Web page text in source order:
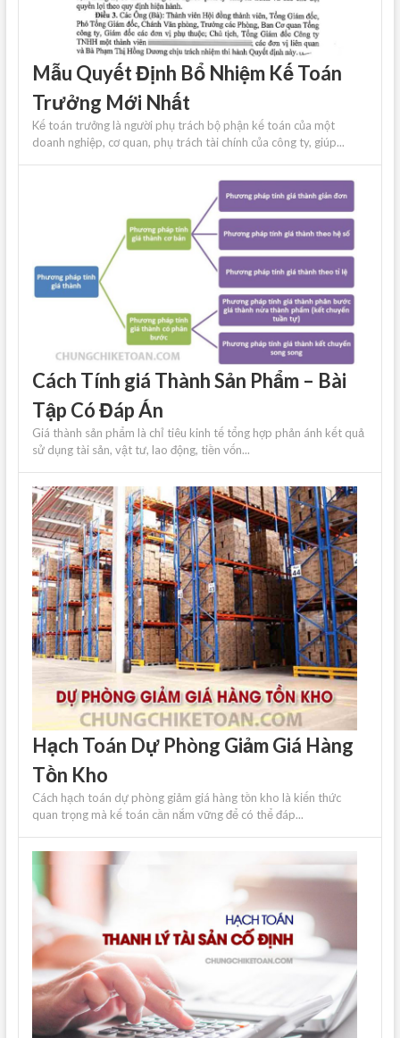
Mẫu Quyết Định Bổ Nhiệm Kế Toán
Trưởng Mới Nhất
Kế toán trưởng là người phụ trách bộ phận kế toán của một
doanh nghiệp, cơ quan, phụ trách tài chính của công ty, giúp...
Cách Tính giá Thành Sản Phẩm – Bài
Tập Có Đáp Án
Giá thành sản phẩm là chỉ tiêu kinh tế tổng hợp phản ánh kết quả
sử dụng tài sản, vật tư, lao động, tiền vốn...
Hạch Toán Dự Phòng Giảm Giá Hàng
Tồn Kho
Cách hạch toán dự phòng giảm giá hàng tồn kho là kiến ​​thức
quan trọng mà kế toán cần nắm vững để có thể đáp...